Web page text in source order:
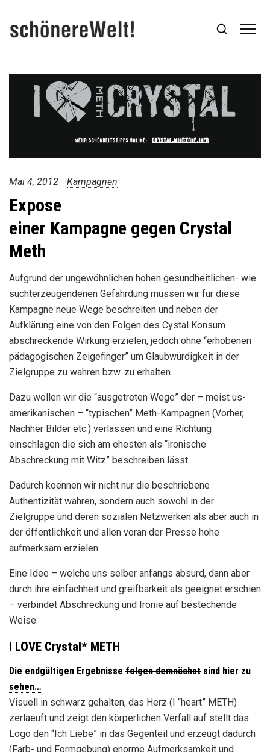
Mai 4, 2012 Kampagnen
Expose
einer Kampagne gegen Crystal
Meth
Aufgrund der ungewöhnlichen hohen gesundheitlichen- wie
suchterzeugendenen Gefährdung müssen wir für diese
Kampagne neue Wege beschreiten und neben der
Aufklärung eine von den Folgen des Cystal Konsum
abschreckende Wirkung erzielen, jedoch ohne “erhobenen
pädagogischen Zeigefinger” um Glaubwürdigkeit in der
Zielgruppe zu wahren bzw. zu erhalten.
Dazu wollen wir die “ausgetreten Wege” der – meist us-
amerikanischen – “typischen” Meth-Kampagnen (Vorher,
Nachher Bilder etc.) verlassen und eine Richtung
einschlagen die sich am ehesten als “ironische
Abschreckung mit Witz” beschreiben lässt.
Dadurch koennen wir nicht nur die beschriebene
Authentizität wahren, sondern auch sowohl in der
Zielgruppe und deren sozialen Netzwerken als aber auch in
der öffentlichkeit und allen voran der Presse hohe
aufmerksam erzielen.
Eine Idee – welche uns selber anfangs absurd, dann aber
durch ihre einfachheit und greifbarkeit als geeignet erschien
– verbindet Abschreckung und Ironie auf bestechende
Weise:
I LOVE Crystal* METH
Die endgültigen Ergebnisse folgen demnächst sind hier zu
sehen…
Visuell in schwarz gehalten, das Herz (I “heart” METH)
zerlaeuft und zeigt den körperlichen Verfall auf stellt das
Logo den “Ich Liebe” in das Gegenteil und erzeugt dadurch
(Farb- und Formgebung) enorme Aufmerksamkeit und